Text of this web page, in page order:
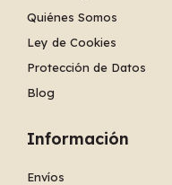
Quiénes Somos
Ley de Cookies
Protección de Datos
Blog
Información
Envíos